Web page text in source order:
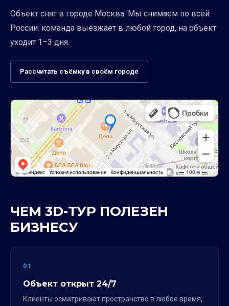
Объект снят в городе Москва. Мы снимаем по всей
России: команда выезжает в любой город, на объект
уходит 1–3 дня.
Рассчитать съёмку в своём городе
ЧЕМ 3D-ТУР ПОЛЕЗЕН
БИЗНЕСУ
01
Объект открыт 24/7
Клиенты осматривают пространство в любое время,